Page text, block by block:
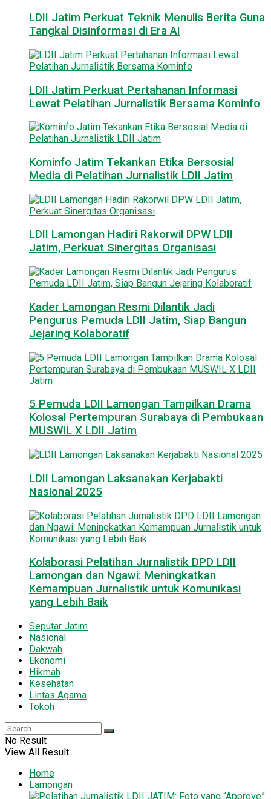
LDII Jatim Perkuat Teknik Menulis Berita Guna
Tangkal Disinformasi di Era AI
LDII Jatim Perkuat Pertahanan Informasi
Lewat Pelatihan Jurnalistik Bersama Kominfo
Kominfo Jatim Tekankan Etika Bersosial
Media di Pelatihan Jurnalistik LDII Jatim
LDII Lamongan Hadiri Rakorwil DPW LDII
Jatim, Perkuat Sinergitas Organisasi
Kader Lamongan Resmi Dilantik Jadi
Pengurus Pemuda LDII Jatim, Siap Bangun
Jejaring Kolaboratif
5 Pemuda LDII Lamongan Tampilkan Drama
Kolosal Pertempuran Surabaya di Pembukaan
MUSWIL X LDII Jatim
LDII Lamongan Laksanakan Kerjabakti
Nasional 2025
Kolaborasi Pelatihan Jurnalistik DPD LDII
Lamongan dan Ngawi: Meningkatkan
Kemampuan Jurnalistik untuk Komunikasi
yang Lebih Baik
Seputar Jatim
Nasional
Dakwah
Ekonomi
Hikmah
Kesehatan
Lintas Agama
Tokoh
No Result
View All Result
Home
Lamongan